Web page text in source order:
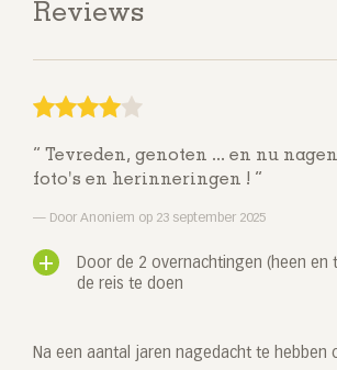
Reviews
Tevreden, genoten ... en nu
foto's en herinneringen !
Door Anoniem op 23 september 2025
Door de 2 overnachtingen (heen en
de reis te doen
Na een aantal jaren nagedacht te hebben